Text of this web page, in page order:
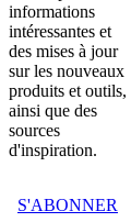
informations
intéressantes et
des mises à jour
sur les nouveaux
produits et outils,
ainsi que des
sources
d'inspiration.
S'ABONNER